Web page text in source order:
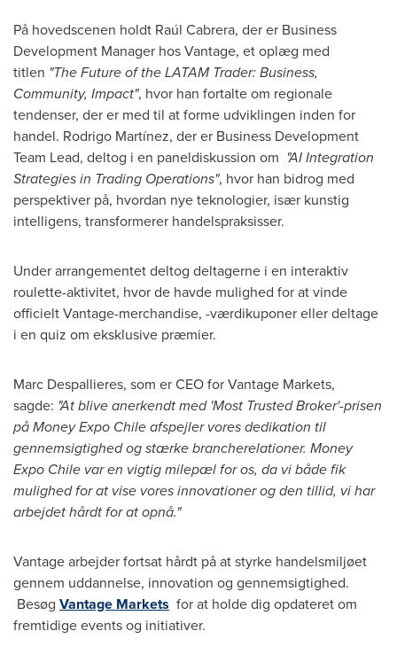
På hovedscenen holdt Raúl Cabrera, der er Business
Development Manager hos Vantage, et oplæg med
titlen "The Future of the LATAM Trader: Business,
Community, Impact", hvor han fortalte om regionale
tendenser, der er med til at forme udviklingen inden for
handel. Rodrigo Martínez, der er Business Development
Team Lead, deltog i en paneldiskussion om "AI Integration
Strategies in Trading Operations", hvor han bidrog med
perspektiver på, hvordan nye teknologier, især kunstig
intelligens, transformerer handelspraksisser.
Under arrangementet deltog deltagerne i en interaktiv
roulette-aktivitet, hvor de havde mulighed for at vinde
officielt Vantage-merchandise, -værdikuponer eller deltage
i en quiz om eksklusive præmier.
Marc Despallieres, som er CEO for Vantage Markets,
sagde: "At blive anerkendt med 'Most Trusted Broker'-prisen
på Money Expo Chile afspejler vores dedikation til
gennemsigtighed og stærke brancherelationer. Money
Expo Chile var en vigtig milepæl for os, da vi både fik
mulighed for at vise vores innovationer og den tillid, vi har
arbejdet hårdt for at opnå."
Vantage arbejder fortsat hårdt på at styrke handelsmiljøet
gennem uddannelse, innovation og gennemsigtighed.
Besøg Vantage Markets for at holde dig opdateret om
fremtidige events og initiativer.